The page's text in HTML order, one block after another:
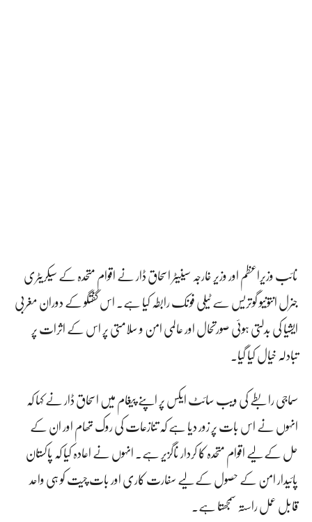
نائب وزیراعظم اور وزیر خارجہ سینیٹر اسحاق ڈار نے اقوام متحدہ کے سیکریٹری
جنرل انتونیو گوتریس سے ٹیلی فونک رابطہ کیا ہے۔ اس گفتگو کے دوران مغربی
ایشیا کی بدلتی ہوئی صورتحال اور عالمی امن و سلامتی پر اس کے اثرات پر
تبادلہ خیال کیا گیا۔
سماجی رابطے کی ویب سائٹ ایکس پر اپنے پیغام میں اسحاق ڈار نے کہا کہ
انہوں نے اس بات پر زور دیا ہے کہ تنازعات کی روک تھام اور ان کے
حل کے لیے اقوام متحدہ کا کردار ناگزیر ہے۔ انہوں نے اعادہ کیا کہ پاکستان
پائیدار امن کے حصول کے لیے سفارت کاری اور بات چیت کو ہی واحد
قابل عمل راستہ سمجھتا ہے۔